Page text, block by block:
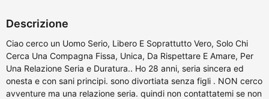
Descrizione
Ciao cerco un Uomo Serio, Libero E Soprattutto Vero, Solo Chi
Cerca Una Compagna Fissa, Unica, Da Rispettare E Amare, Per
Una Relazione Seria e Duratura.. Ho 28 anni, seria sincera ed
onesta e con sani principi. sono divortiata senza figli . NON cerco
avventure ma una relazione seria. quindi non contattatemi se non